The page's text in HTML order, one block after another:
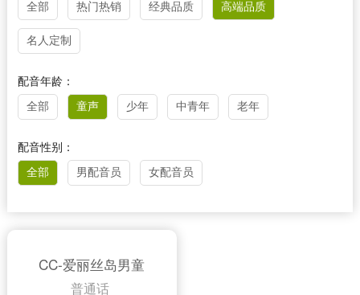
全部 热门热销 经典品质 高端品质
名人定制
配音年龄：
全部 童声 少年 中青年 老年
配音性别：
全部 男配音员 女配音员
CC-爱丽丝岛男童
普通话